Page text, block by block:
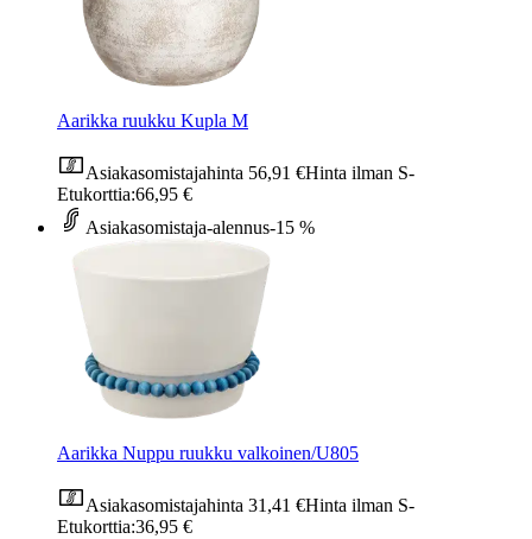
Aarikka ruukku Kupla M
Asiakasomistajahinta 56,91 €Hinta ilman S-
Etukorttia:66,95 €
Asiakasomistaja-alennus-15 %
Aarikka Nuppu ruukku valkoinen/U805
Asiakasomistajahinta 31,41 €Hinta ilman S-
Etukorttia:36,95 €